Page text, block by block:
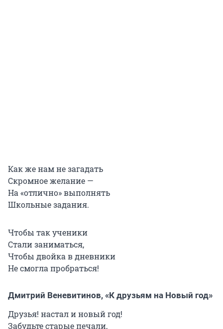
Как же нам не загадать
Скромное желание —
На «отлично» выполнять
Школьные задания.
Чтобы так ученики
Стали заниматься,
Чтобы двойка в дневники
Не смогла пробраться!
Дмитрий Веневитинов, «К друзьям на Новый год»
Друзья! настал и новый год!
Забудьте старые печали,